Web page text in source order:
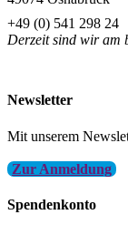
+49 (0) 541 298 24
Derzeit sind wir am
Newsletter
Mit unserem
Zur Anmeldung
Spendenkonto